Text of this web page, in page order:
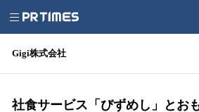
Gigi株式会社
社食サービス「びずめし」とお